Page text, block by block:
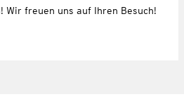
Wir freuen uns auf Ihren Besuch!